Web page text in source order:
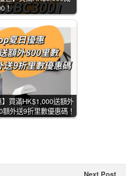
！
】買滿HK$1,000送額外
外送9折里數優惠碼！
Next Post